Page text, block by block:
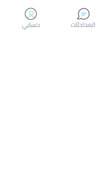
إجراء مكالمة
حسابي المحادثات